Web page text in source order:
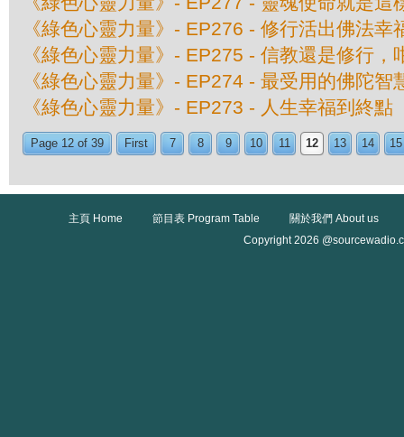
《綠色心靈力量》- EP276 - 修行活出佛法幸
《綠色心靈力量》- EP275 - 信教還是修行，
《綠色心靈力量》- EP274 - 最受用的佛陀智
《綠色心靈力量》- EP273 - 人生幸福到終點
Page 12 of 39 First 7 8 9 10 11 12 13 14 15
主頁 Home 節目表 Program Table
關於我們 About us
Copyright 2026